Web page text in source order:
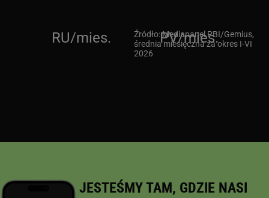
RU/mies. PV/mies.
Źródło: Mediapanel PBI/Gemius,
średnia miesięczna za okres I-VI
2026
JESTEŚMY TAM, GDZIE NASI